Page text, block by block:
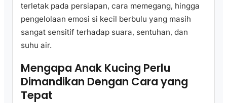
terletak pada persiapan, cara memegang, hingga
pengelolaan emosi si kecil berbulu yang masih
sangat sensitif terhadap suara, sentuhan, dan
suhu air.
Mengapa Anak Kucing Perlu
Dimandikan Dengan Cara yang
Tepat